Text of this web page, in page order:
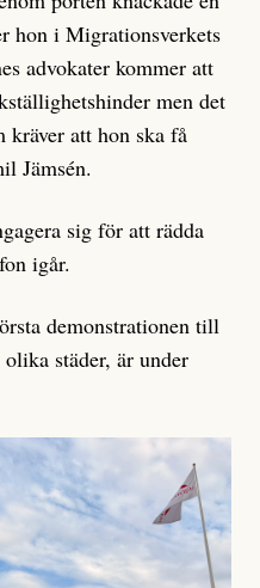
hon i Migrationsverkets
advokater kommer att
men det
kräver att hon ska få
Jämsén.
sig för att rädda
igår.
demonstrationen till
städer, är under